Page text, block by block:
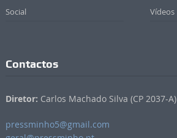
Social Vídeos
Contactos
Diretor: Carlos Machado Silva (CP 2037-A)
pressminho5@gmail.com